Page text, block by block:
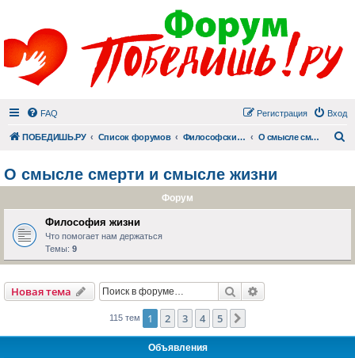
FAQ Вход
Регистрация
ПОБЕДИШЬ.РУ Список форумов Философский раздел О смысле смерти и смысле жизни
О смысле смерти и смысле жизни
Форум
Философия жизни
Что помогает нам держаться
Темы: 9
Новая тема Поиск
115 тем 1 2 3 4 5
Объявления